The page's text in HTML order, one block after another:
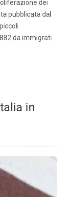
dei
pubblicata dal
da immigrati
in